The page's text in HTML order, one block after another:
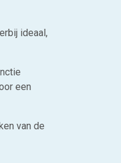
ideaal,
een
van de